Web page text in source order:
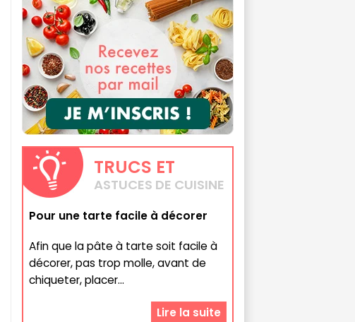
TRUCS ET
ASTUCES DE CUISINE
Pour une tarte facile à décorer
Afin que la pâte à tarte soit facile à
décorer, pas trop molle, avant de
chiqueter, placer...
Lire la suite